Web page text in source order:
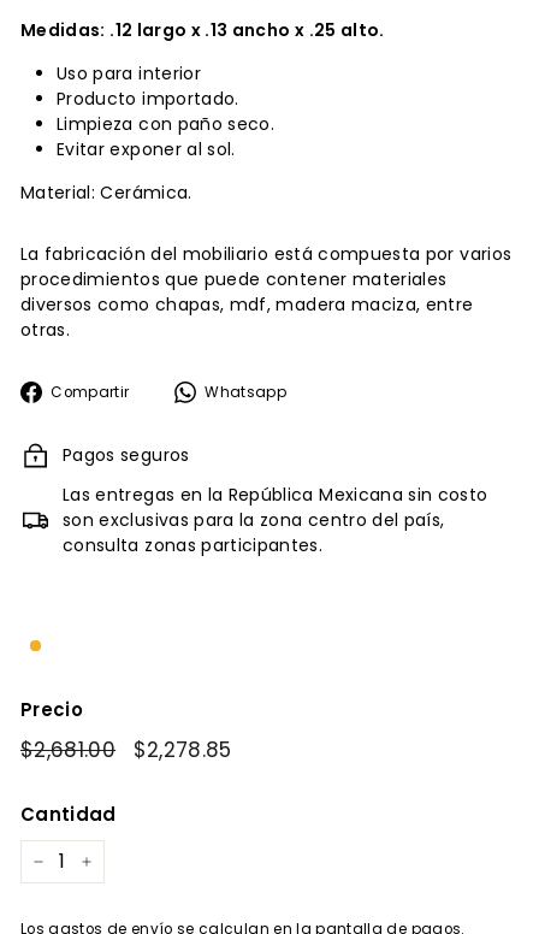
Medidas: .12 largo x .13 ancho x .25 alto.
Uso para interior
Producto importado.
Limpieza con paño seco.
Evitar exponer al sol.
Material: Cerámica.
La fabricación del mobiliario está compuesta por varios
procedimientos que puede contener materiales
diversos como chapas, mdf, madera maciza, entre
otras.
Compartir
CompartirWhatsapp
Pagos seguros
Las entregas en la República Mexicana sin costo
son exclusivas para la zona centro del país,
consulta zonas participantes.
Precio
Precio
$2,681.00$2,681.00
Precio
$2,278.85
Cantidad
− +
Losgastos de envío se calculan en la pantalla de pagos.